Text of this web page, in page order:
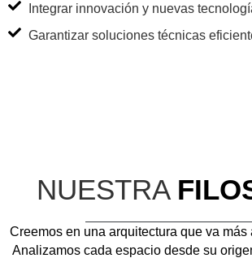
Integrar innovación y nuevas
Garantizar soluciones técnicas
NUESTRA
Creemos en una arquitectura que va más
Analizamos cada espacio desde su